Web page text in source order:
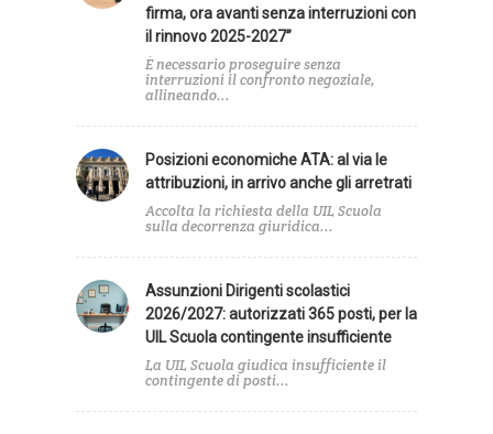
firma, ora avanti senza interruzioni con
il rinnovo 2025-2027”
È necessario proseguire senza
interruzioni il confronto negoziale,
allineando...
Posizioni economiche ATA: al via le
attribuzioni, in arrivo anche gli arretrati
Accolta la richiesta della UIL Scuola
sulla decorrenza giuridica...
Assunzioni Dirigenti scolastici
2026/2027: autorizzati 365 posti, per la
UIL Scuola contingente insufficiente
La UIL Scuola giudica insufficiente il
contingente di posti...